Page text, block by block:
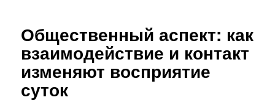
Общественный аспект: как
взаимодействие и контакт
изменяют восприятие
суток